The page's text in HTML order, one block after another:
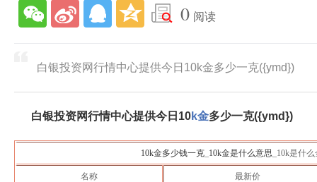
0 阅读
白银投资网行情中心提供今日10k金多少一克({ymd})
白银投资网行情中心提供今日10k金多少一克({ymd})
10k金多少钱一克 10k金是什么意思 _10k是什
名称 最新价